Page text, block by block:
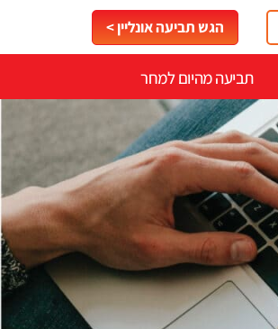
הגש תביעה אונליין >
תביעה מהיום למחר